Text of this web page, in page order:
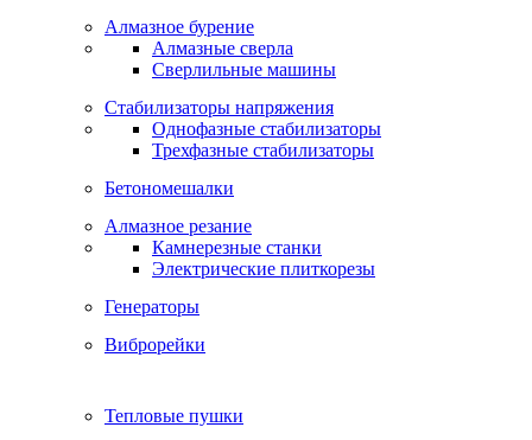
Алмазное бурение
Алмазные сверла
Сверлильные машины
Стабилизаторы напряжения
Однофазные стабилизаторы
Трехфазные стабилизаторы
Бетономешалки
Алмазное резание
Камнерезные станки
Электрические плиткорезы
Генераторы
Виброрейки
Тепловые пушки